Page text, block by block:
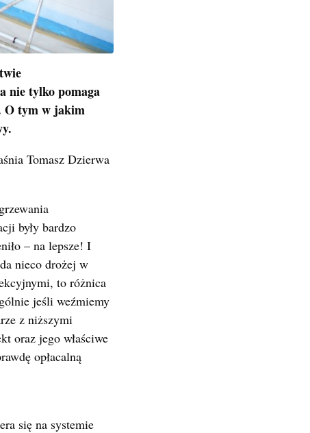
nie tylko pomaga
O tym w jakim
Tomasz Dzierwa
były bardzo
– na lepsze! I
nieco drożej w
to różnica
jeśli weźmiemy
z niższymi
oraz jego właściwe
opłacalną
się na systemie